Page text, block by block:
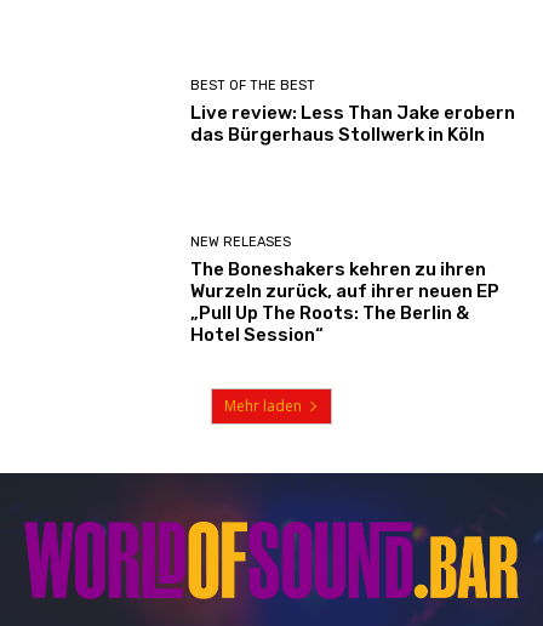
BEST OF THE BEST
Live review: Less Than Jake erobern
das Bürgerhaus Stollwerk in Köln
NEW RELEASES
The Boneshakers kehren zu ihren
Wurzeln zurück, auf ihrer neuen EP
„Pull Up The Roots: The Berlin &
Hotel Session“
Mehr laden